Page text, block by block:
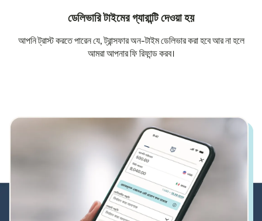
ডেলিভারি টাইমের গ্যারান্টি দেওয়া হয়
আপনি ট্রাস্ট করতে পারেন যে, ট্রান্সফার অন-টাইম ডেলিভার করা হবে আর না হলে
আমরা আপনার ফি রিফান্ড করব।